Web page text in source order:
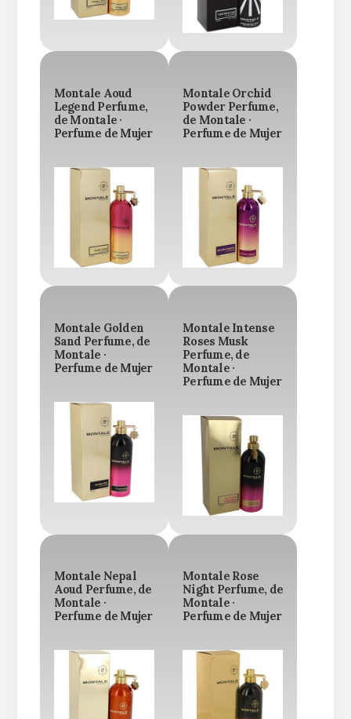
Montale Aoud
Legend Perfume,
de Montale ·
Perfume de Mujer
Montale Orchid
Powder Perfume,
de Montale ·
Perfume de Mujer
Montale Golden
Sand Perfume, de
Montale ·
Perfume de Mujer
Montale Intense
Roses Musk
Perfume, de
Montale ·
Perfume de Mujer
Montale Nepal
Aoud Perfume, de
Montale ·
Perfume de Mujer
Montale Rose
Night Perfume, de
Montale ·
Perfume de Mujer